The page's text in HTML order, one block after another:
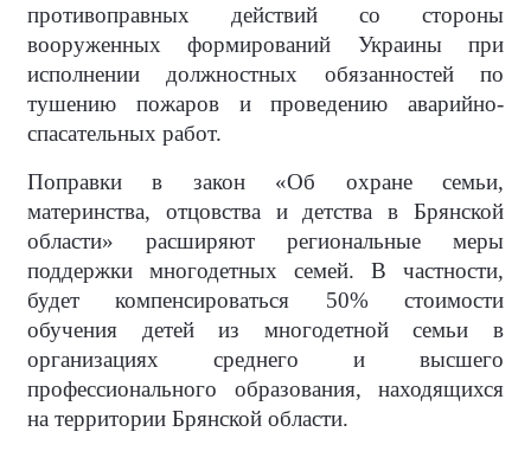
противоправных действий со стороны
вооруженных формирований Украины при
исполнении должностных обязанностей по
тушению пожаров и проведению аварийно-
спасательных работ.
Поправки в закон «Об охране семьи,
материнства, отцовства и детства в Брянской
области» расширяют региональные меры
поддержки многодетных семей. В частности,
будет компенсироваться 50% стоимости
обучения детей из многодетной семьи в
организациях среднего и высшего
профессионального образования, находящихся
на территории Брянской области.